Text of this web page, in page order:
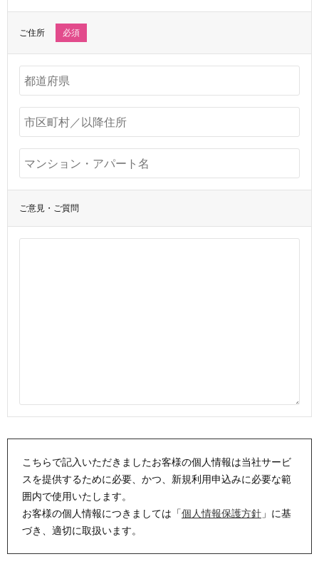
ご住所 必須
ご意見・ご質問
こちらで記入いただきましたお客様の個人情報は当社サービ
スを提供するために必要、かつ、新規利用申込みに必要な範
囲内で使用いたします。
お客様の個人情報につきましては「個人情報保護方針 」に基
づき、適切に取扱います。